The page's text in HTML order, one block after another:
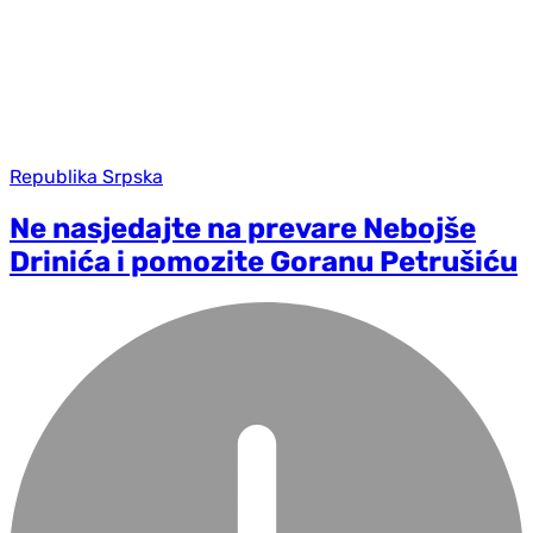
Republika Srpska
Ne nasjedajte na prevare Nebojše
Drinića i pomozite Goranu Petrušiću